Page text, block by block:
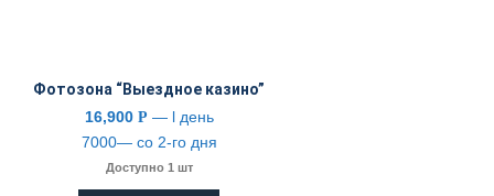
Фотозона “Выездное казино”
16,900 Р — l день
7000— со 2-го дня
Доступно 1 шт